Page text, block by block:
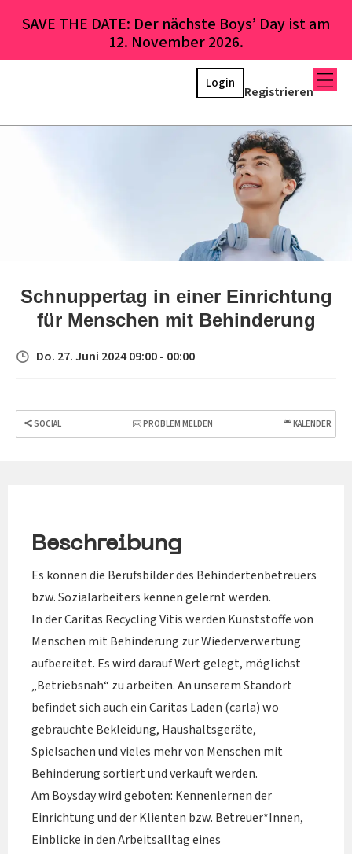
SAVE THE DATE: Der nächste Boys’ Day ist am
12. November 2026.
Registrieren
Login
Schnuppertag in einer Einrichtung
für Menschen mit Behinderung
Do. 27. Juni 2024 09:00 - 00:00
SOCIAL PROBLEM MELDEN KALENDER
Beschreibung
Es können die Berufsbilder des Behindertenbetreuers
bzw. Sozialarbeiters kennen gelernt werden.
In der Caritas Recycling Vitis werden Kunststoffe von
Menschen mit Behinderung zur Wiederverwertung
aufbereitet. Es wird darauf Wert gelegt, möglichst
„Betriebsnah“ zu arbeiten. An unserem Standort
befindet sich auch ein Caritas Laden (carla) wo
gebrauchte Bekleidung, Haushaltsgeräte,
Spielsachen und vieles mehr von Menschen mit
Behinderung sortiert und verkauft werden.
Am Boysday wird geboten: Kennenlernen der
Einrichtung und der Klienten bzw. Betreuer*Innen,
Einblicke in den Arbeitsalltag eines